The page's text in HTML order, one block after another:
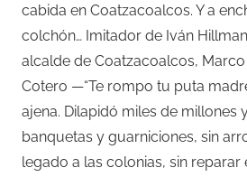
cabida en Coatzacoalcos. Y a
colchón… Imitador de Iván
alcalde de Coatzacoalcos,
Cotero —“Te rompo tu puta
ajena. Dilapidó miles de millones
banquetas y guarniciones, sin
legado a las colonias, sin reparar